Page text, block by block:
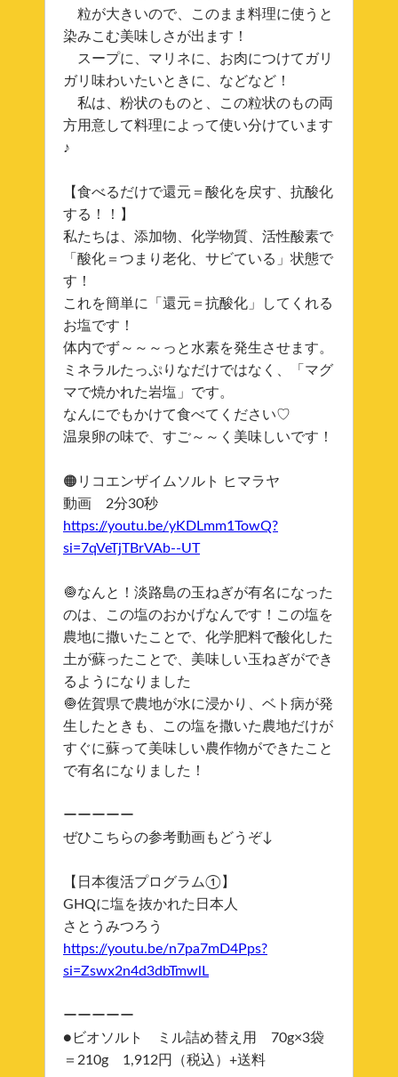
粒が大きいので、このまま料理に使うと
染みこむ美味しさが出ます！
スープに、マリネに、お肉につけてガリ
ガリ味わいたいときに、などなど！
私は、粉状のものと、この粒状のもの両
方用意して料理によって使い分けています
♪
【食べるだけで還元＝酸化を戻す、抗酸化
する！！】
私たちは、添加物、化学物質、活性酸素で
「酸化＝つまり老化、サビている」状態で
す！
これを簡単に「還元＝抗酸化」してくれる
お塩です！
体内でず～～～っと水素を発生させます。
ミネラルたっぷりなだけではなく、「マグ
マで焼かれた岩塩」です。
なんにでもかけて食べてください♡
温泉卵の味で、すご～～く美味しいです！
🟠リコエンザイムソルト ヒマラヤ
動画 2分30秒
https://youtu.be/yKDLmm1TowQ?
si=7qVeTjTBrVAb--UT
🧅なんと！淡路島の玉ねぎが有名になった
のは、この塩のおかげなんです！この塩を
農地に撒いたことで、化学肥料で酸化した
土が蘇ったことで、美味しい玉ねぎができ
るようになりました
🧅佐賀県で農地が水に浸かり、ベト病が発
生したときも、この塩を撒いた農地だけが
すぐに蘇って美味しい農作物ができたこと
で有名になりました！
ーーーーー
ぜひこちらの参考動画もどうぞ↓
【日本復活プログラム①】
GHQに塩を抜かれた日本人
さとうみつろう
https://youtu.be/n7pa7mD4Pps?
si=Zswx2n4d3dbTmwlL
ーーーーー
●ビオソルト ミル詰め替え用 70g×3袋
＝210g 1,912円（税込）+送料